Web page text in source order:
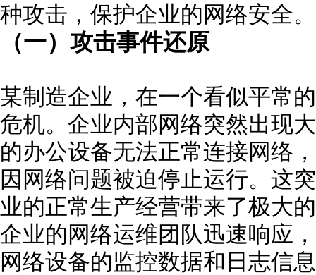
种攻击，保护企业的网络安全。
（一）攻击事件还原
某制造企业，在一个看似平常
危机。企业内部网络突然出现
的办公设备无法正常连接网络
因网络问题被迫停止运行。这
业的正常生产经营带来了极大
企业的网络运维团队迅速响应
网络设备的监控数据和日志信